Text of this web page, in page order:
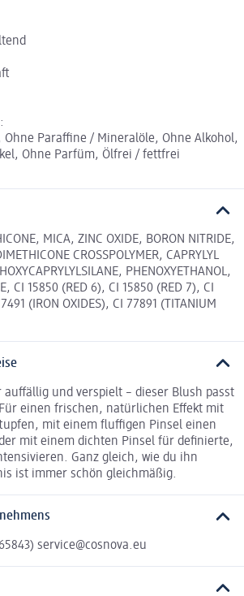
Ohne Paraffine / Mineralöle, Ohne Alkohol,
Ohne Parfüm, Ölfrei / fettfrei
MICA, ZINC OXIDE, BORON NITRIDE,
CROSSPOLYMER, CAPRYLYL
PHENOXYETHANOL,
CI 15850 (RED 6), CI 15850 (RED 7), CI
(IRON OXIDES), CI 77891 (TITANIUM
auffällig und verspielt – dieser Blush passt
einen frischen, natürlichen Effekt mit
mit einem fluffigen Pinsel einen
mit einem dichten Pinsel für definierte,
Ganz gleich, wie du ihn
ist immer schön gleichmäßig.
service@cosnova.eu